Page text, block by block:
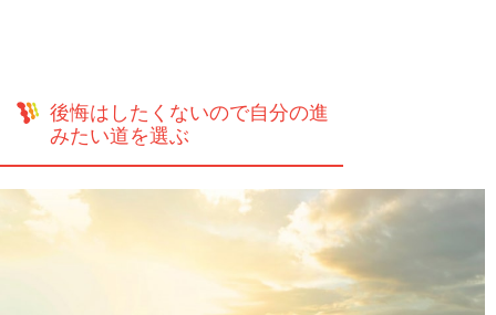
後悔はしたくないので自分の進
みたい道を選ぶ